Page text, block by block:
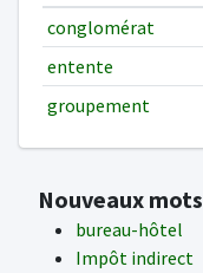
conglomérat
entente
groupement
Nouveaux mots
bureau-hôtel
Impôt indirect